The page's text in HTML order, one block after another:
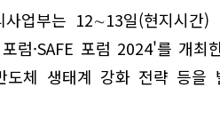
업부는 12∼13일(현지시간)
럼·SAFE 포럼 2024'를 개최
도체 생태계 강화 전략 등을